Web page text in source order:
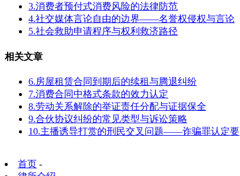
3.消费者预付式消费风险的法律防范
4.社交媒体言论自由的边界——名誉权侵权与言论
5.社会救助申请程序与权利救济路径
相关文章
6.房屋租赁合同到期后的续租与腾退纠纷
7.消费合同中格式条款的效力认定
8.劳动关系解除的举证责任分配与证据保全
9.合伙协议纠纷的常见类型与诉讼策略
10.主播诱导打赏的刑民交叉问题——诈骗罪认定要
首页 -